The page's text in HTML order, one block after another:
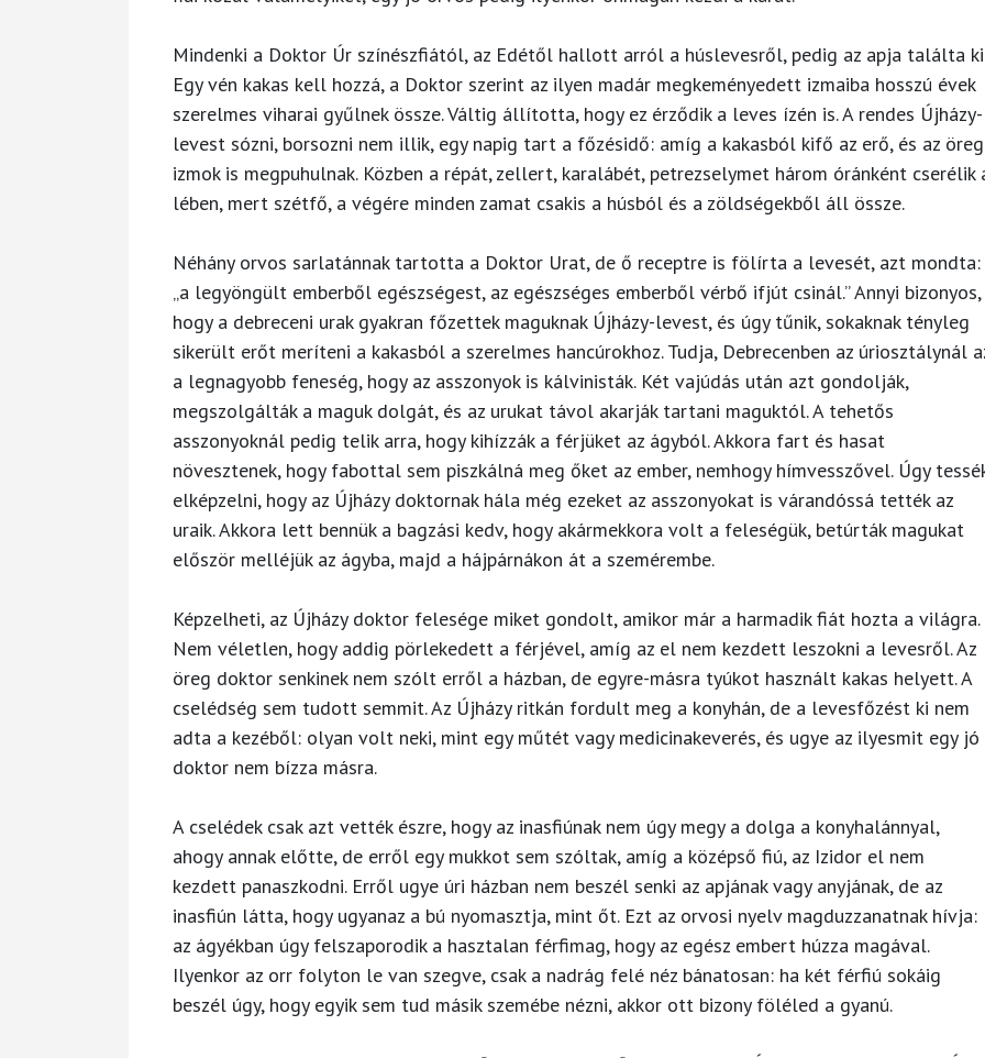
Mindenki a Doktor Úr színészfiától, az Edétől hallott arról a húslevesről, pedig az apja találta ki.
Egy vén kakas kell hozzá, a Doktor szerint az ilyen madár megkeményedett izmaiba hosszú évek
szerelmes viharai gyűlnek össze. Váltig állította, hogy ez érződik a leves ízén is. A rendes Újházy-
levest sózni, borsozni nem illik, egy napig tart a főzésidő: amíg a kakasból kifő az erő, és az öreg
izmok is megpuhulnak. Közben a répát, zellert, karalábét, petrezselymet három óránként cserélik
lében, mert szétfő, a végére minden zamat csakis a húsból és a zöldségekből áll össze.
Néhány orvos sarlatánnak tartotta a Doktor Urat, de ő receptre is fölírta a levesét, azt mondta:
„a legyöngült emberből egészségest, az egészséges emberből vérbő ifjút csinál.” Annyi bizonyos,
hogy a debreceni urak gyakran főzettek maguknak Újházy-levest, és úgy tűnik, sokaknak tényleg
sikerült erőt meríteni a kakasból a szerelmes hancúrokhoz. Tudja, Debrecenben az úriosztálynál
a legnagyobb feneség, hogy az asszonyok is kálvinisták. Két vajúdás után azt gondolják,
megszolgálták a maguk dolgát, és az urukat távol akarják tartani maguktól. A tehetős
asszonyoknál pedig telik arra, hogy kihízzák a férjüket az ágyból. Akkora fart és hasat
növesztenek, hogy fabottal sem piszkálná meg őket az ember, nemhogy hímvesszővel. Úgy
elképzelni, hogy az Újházy doktornak hála még ezeket az asszonyokat is várandóssá tették az
uraik. Akkora lett bennük a bagzási kedv, hogy akármekkora volt a feleségük, betúrták magukat
először melléjük az ágyba, majd a hájpárnákon át a szemérembe.
Képzelheti, az Újházy doktor felesége miket gondolt, amikor már a harmadik fiát hozta a világra.
Nem véletlen, hogy addig pörlekedett a férjével, amíg az el nem kezdett leszokni a levesről. Az
öreg doktor senkinek nem szólt erről a házban, de egyre-másra tyúkot használt kakas helyett. A
cselédség sem tudott semmit. Az Újházy ritkán fordult meg a konyhán, de a levesfőzést ki nem
adta a kezéből: olyan volt neki, mint egy műtét vagy medicinakeverés, és ugye az ilyesmit egy jó
doktor nem bízza másra.
A cselédek csak azt vették észre, hogy az inasfiúnak nem úgy megy a dolga a konyhalánnyal,
ahogy annak előtte, de erről egy mukkot sem szóltak, amíg a középső fiú, az Izidor el nem
kezdett panaszkodni. Erről ugye úri házban nem beszél senki az apjának vagy anyjának, de az
inasfiún látta, hogy ugyanaz a bú nyomasztja, mint őt. Ezt az orvosi nyelv magduzzanatnak hívja:
az ágyékban úgy felszaporodik a hasztalan férfimag, hogy az egész embert húzza magával.
Ilyenkor az orr folyton le van szegve, csak a nadrág felé néz bánatosan: ha két férfiú sokáig
beszél úgy, hogy egyik sem tud másik szemébe nézni, akkor ott bizony föléled a gyanú.